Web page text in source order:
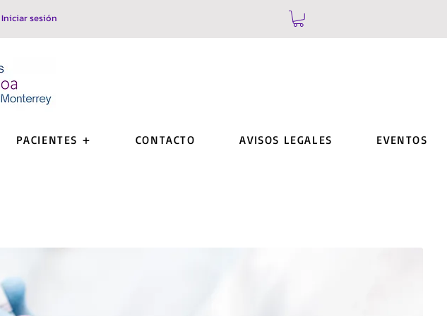
Iniciar sesión
PACIENTES + CONTACTO AVISOS LEGALES EVENTOS